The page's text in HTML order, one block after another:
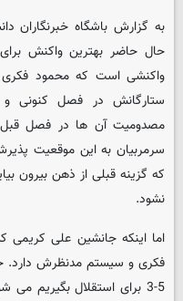
به گزارش باشگاه خبرنگاران
حال حاضر بهترین واکنش
واکنشی است که محمود
ستارگانش در فصل کنونی
مصدومیت آن ها در فصل
سرمربیان به این موقعیت
که گزینه قبلی از ذهن بیرون
نشود.
اما اینکه جانشین علی کریمی
5-3 برای استقلال بگیریم